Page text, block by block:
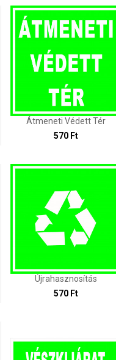
Átmeneti Védett Tér
570 Ft
Újrahasznosítás
570 Ft